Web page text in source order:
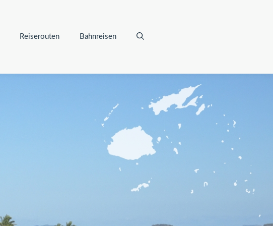
Reiserouten Bahnreisen